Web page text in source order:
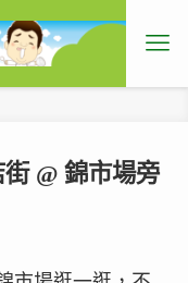
@ 錦市場旁